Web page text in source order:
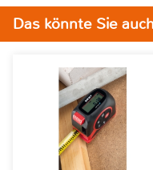
Das könnte Sie